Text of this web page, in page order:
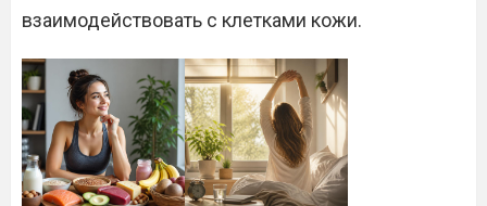
взаимодействовать с клетками кожи.